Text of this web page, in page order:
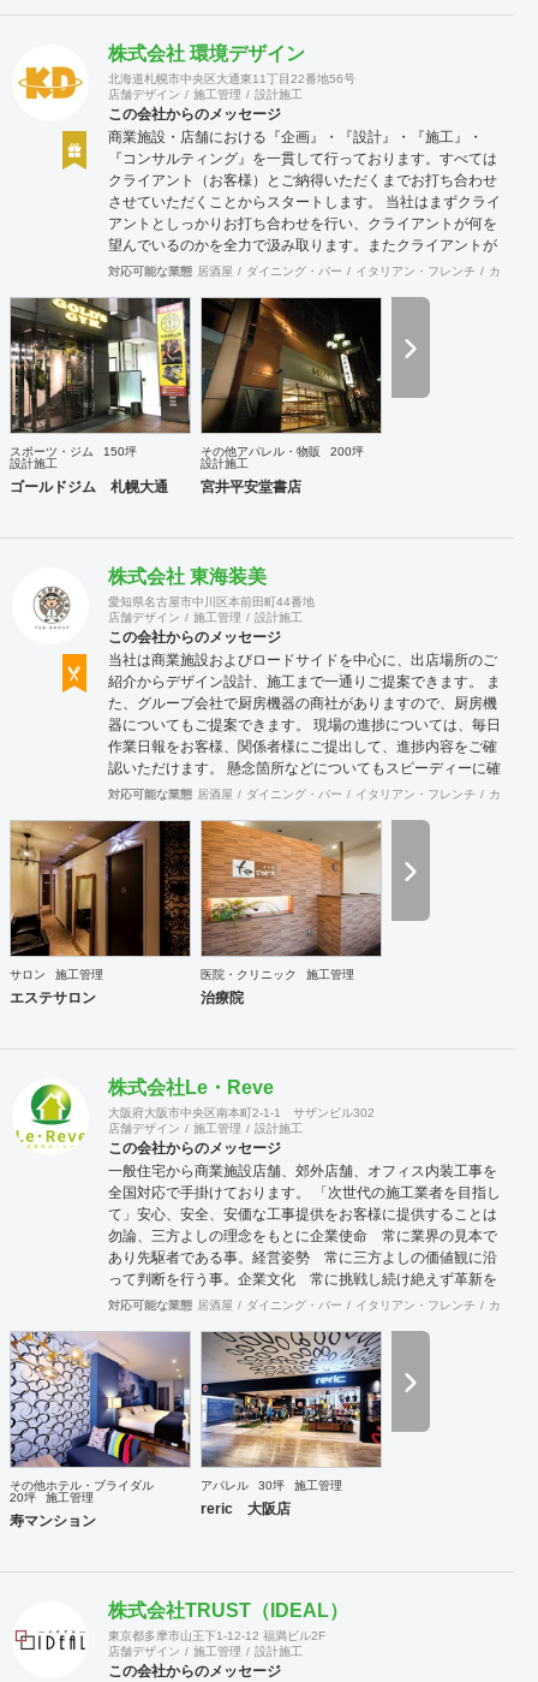
株式会社 環境デザイン
北海道札幌市中央区大通東11丁目22番地56号
店舗デザイン
施工管理 設計施工
この会社からのメッセージ
商業施設・店舗における『企画』・『設計』・『施工』・
『コンサルティング』を一貫して行っております。すべては
クライアント（お客様）とご納得いただくまでお打ち合わせ
させていただくことからスタートします。 当社はまずクライ
アントとしっかりお打ち合わせを行い、クライアントが何を
望んでいるのかを全力で汲み取ります。またクライアントが
思い描いていることをどのように表現していいのかお困りの
培ってきた当社ならではのノウハウでご提案いたします。
対応可能な業態 居酒屋 ダイニング・バー イタリアン・フレンチ カフェ
スポーツ・ジム
150坪
設計施工
ゴールドジム 札幌大通
その他アパレル・物販
200坪
設計施工
宮井平安堂書店
株式会社 東海装美
愛知県名古屋市中川区本前田町44番地
店舗デザイン
施工管理 設計施工
この会社からのメッセージ
当社は商業施設およびロードサイドを中心に、出店場所のご
紹介からデザイン設計、施工まで一通りご提案できます。 ま
た、グループ会社で厨房機器の商社がありますので、厨房機
器についてもご提案できます。 現場の進捗については、毎日
作業日報をお客様、関係者様にご提出して、進捗内容をご確
認いただけます。 懸念箇所などについてもスピーディーに確
認、修正できます。 店舗内装のみならず、当社の店舗繁盛応
者、機器業者、プレスリリースなど何でもご相談ください。
対応可能な業態 居酒屋 ダイニング・バー イタリアン・フレンチ カフェ
サロン 施工管理
エステサロン
医院・クリニック 施工管理
治療院
株式会社Le・Reve
大阪府大阪市中央区南本町2-1-1 サザンビル302
店舗デザイン
施工管理 設計施工
この会社からのメッセージ
一般住宅から商業施設店舗、郊外店舗、オフィス内装工事を
全国対応で手掛けております。 「次世代の施工業者を目指し
て」安心、安全、安価な工事提供をお客様に提供することは
勿論、三方よしの理念をもとに企業使命 常に業界の見本で
あり先駆者である事。経営姿勢 常に三方よしの価値観に沿
って判断を行う事。企業文化 常に挑戦し続け絶えず革新を
行う事。この3大原則を基に常にLe・Reveに関わる皆様全て
す。 安価であること基本的に下請け会社として多くの下請け
仕事を請けていますので、価格競争力には自信を持っていま
す。しかし安価な会社は探せば他にもいらっしゃるでしょう
し、安く施工したにも関わらす直ぐに施工部分が劣化したり
トラブルが多くコストがかかっていては意味がありません。
弊社は安価である事は勿論、施工後のアフターフォローもき
っちりと対応させていただき本当の意味での安価と言ってい
ただけるよう長期的なお客様との関係を築ける対応を心掛け
ております。また、東京のお客様に対しても定期的に本部に
対応可能な業態 居酒屋 ダイニング・バー イタリアン・フレンチ カフェ
その他ホテル・ブライダル
20坪
施工管理
寿マンション
アパレル 30坪 施工管理
reric 大阪店
株式会社TRUST（IDEAL）
東京都多摩市山王下1-12-12 福満ビル2F
店舗デザイン
施工管理 設計施工
この会社からのメッセージ